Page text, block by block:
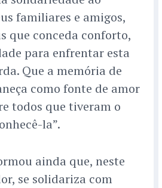
familiares e amigos,
que conceda conforto,
para enfrentar esta
Que a memória de
como fonte de amor
todos que tiveram o
la”.
ainda que, neste
se solidariza com